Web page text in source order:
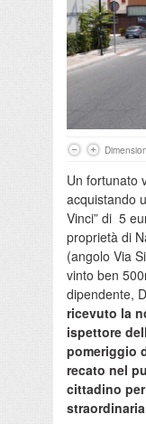
Un fortunato
acquistando
Vinci” di 5
proprietà di
(angolo Via
vinto ben
dipendente,
ricevuto la
ispettore
pomeriggio
recato nel
cittadino